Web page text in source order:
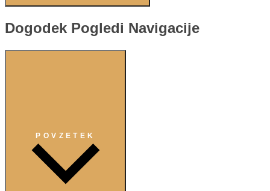
Dogodek Pogledi Navigacije
POVZETEK